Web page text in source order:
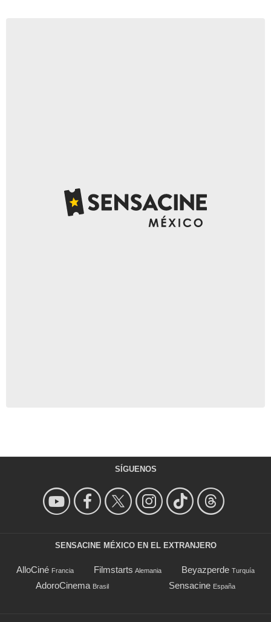
SÍGUENOS
SENSACINE MÉXICO EN EL EXTRANJERO
AlloCiné Francia Filmstarts Alemania Beyazperde Turquía
AdoroCinema Brasil Sensacine España